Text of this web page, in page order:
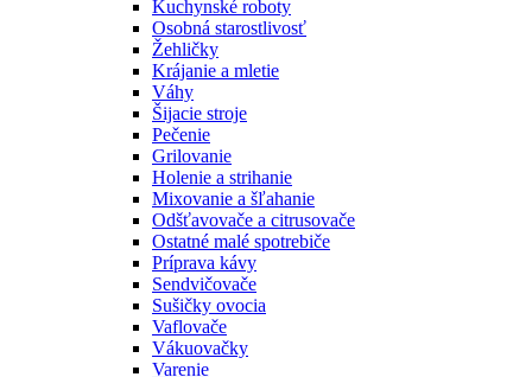
Kuchynské roboty
Osobná starostlivosť
Žehličky
Krájanie a mletie
Váhy
Šijacie stroje
Pečenie
Grilovanie
Holenie a strihanie
Mixovanie a šľahanie
Odšťavovače a citrusovače
Ostatné malé spotrebiče
Príprava kávy
Sendvičovače
Sušičky ovocia
Vaflovače
Vákuovačky
Varenie